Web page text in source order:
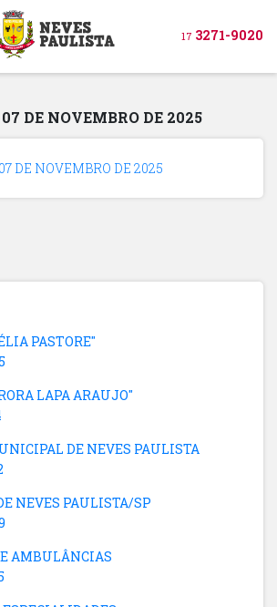
17 3271-9020
DE NOVEMBRO DE 2025
DE NOVEMBRO DE 2025
PASTORE"
LAPA ARAUJO"
DE NEVES PAULISTA
NEVES PAULISTA/SP
AMBULÂNCIAS